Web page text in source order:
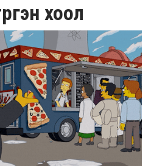
хоол